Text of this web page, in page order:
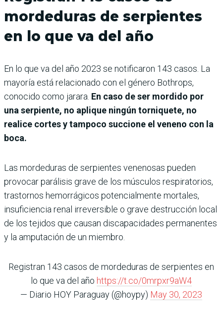
mordeduras de serpientes
en lo que va del año
En lo que va del año 2023 se notificaron 143 casos. La
mayoría está relacionado con el género Bothrops,
conocido como jarara. En caso de ser mordido por
una serpiente, no aplique ningún torniquete, no
realice cortes y tampoco succione el veneno con la
boca.
Las mordeduras de serpientes venenosas pueden
provocar parálisis grave de los músculos respiratorios,
trastornos hemorrágicos potencialmente mortales,
insuficiencia renal irreversible o grave destrucción local
de los tejidos que causan discapacidades permanentes
y la amputación de un miembro.
Registran 143 casos de mordeduras de serpientes en
lo que va del año https://t.co/0mrpxr9aW4
— Diario HOY Paraguay (@hoypy) May 30, 2023